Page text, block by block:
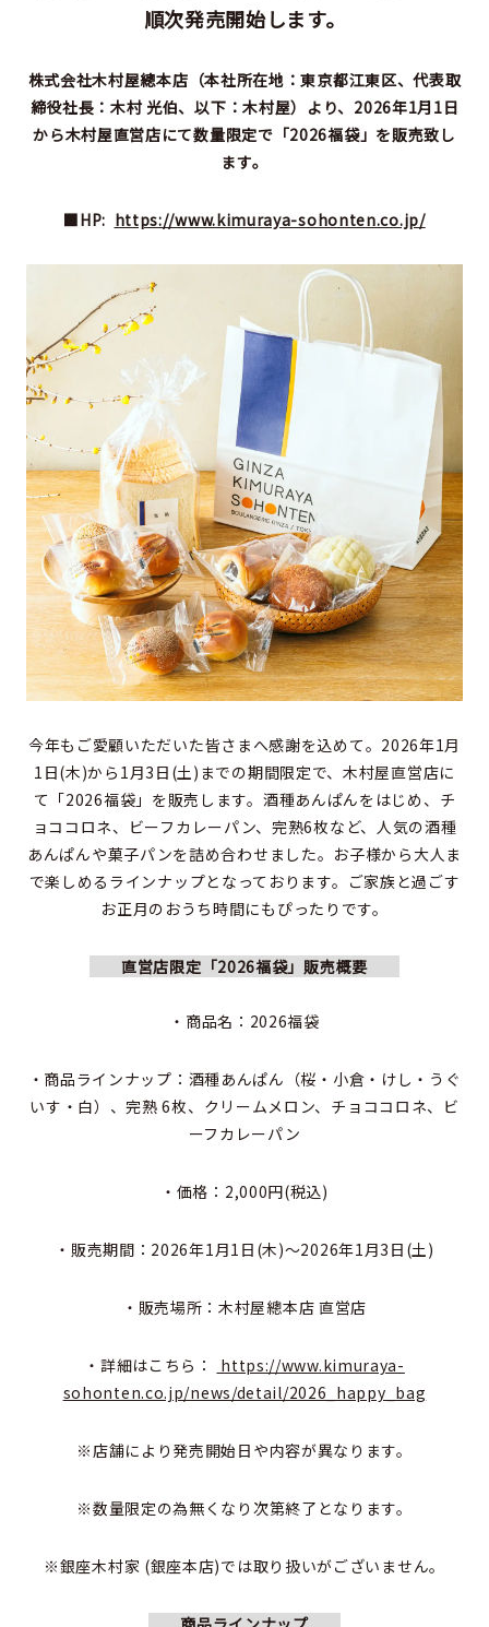
順次発売開始します。
株式会社木村屋總本店（本社所在地：東京都江東区、代表取
締役社長：木村 光伯、以下：木村屋）より、2026年1月1日
から木村屋直営店にて数量限定で「2026福袋」を販売致し
ます。
■HP: https://www.kimuraya-sohonten.co.jp/
今年もご愛顧いただいた皆さまへ感謝を込めて。2026年1月
1日(木)から1月3日(土)までの期間限定で、木村屋直営店に
て「2026福袋」を販売します。酒種あんぱんをはじめ、チ
ョココロネ、ビーフカレーパン、完熟6枚など、人気の酒種
あんぱんや菓子パンを詰め合わせました。お子様から大人ま
で楽しめるラインナップとなっております。ご家族と過ごす
お正月のおうち時間にもぴったりです。
直営店限定「2026福袋」販売概要
・商品名：2026福袋
・商品ラインナップ：酒種あんぱん（桜・小倉・けし・うぐ
いす・白）、完熟 6枚、クリームメロン、チョココロネ、ビ
ーフカレーパン
・価格：2,000円(税込)
・販売期間：2026年1月1日(木)～2026年1月3日(土)
・販売場所：木村屋總本店 直営店
・詳細はこちら：
https://www.kimuraya-
sohonten.co.jp/news/detail/2026_happy_bag
※店舗により発売開始日や内容が異なります。
※数量限定の為無くなり次第終了となります。
※銀座木村家 (銀座本店)では取り扱いがございません。